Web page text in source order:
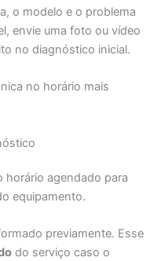
o modelo e o problema
envie uma foto ou vídeo
no diagnóstico inicial.
no horário mais
horário agendado para
equipamento.
previamente. Esse
do serviço caso o